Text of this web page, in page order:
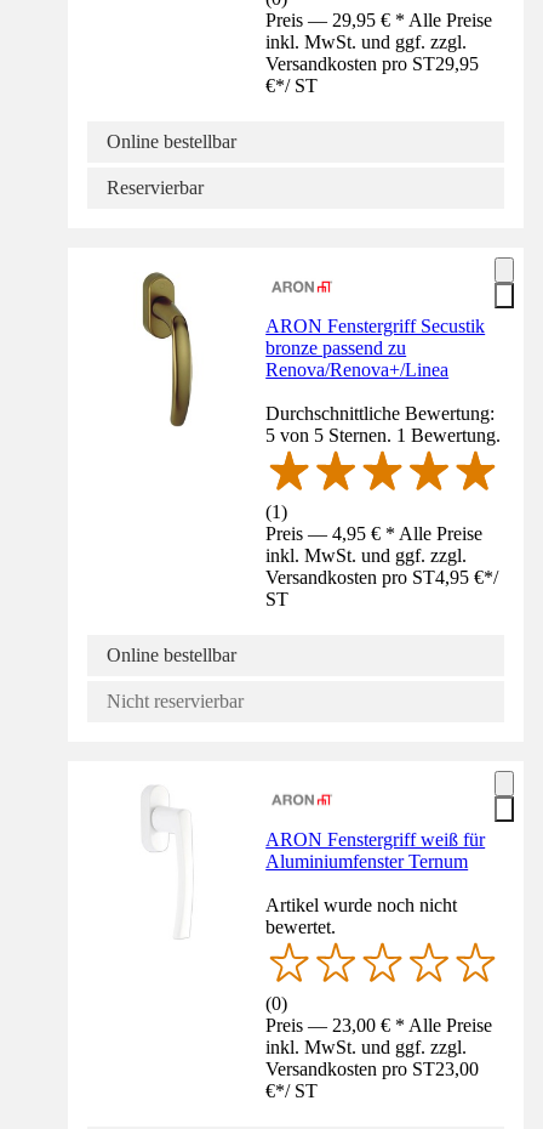
Preis — 29,95 € * Alle Preise
inkl. MwSt. und ggf. zzgl.
Versandkosten pro ST29,95
€*/ ST
Online bestellbar
Reservierbar
ARON Fenstergriff Secustik
bronze passend zu
Renova/Renova+/Linea
Durchschnittliche Bewertung:
5 von 5 Sternen. 1 Bewertung.
(1)
Preis — 4,95 € * Alle Preise
inkl. MwSt. und ggf. zzgl.
Versandkosten pro ST4,95 €*/
ST
Online bestellbar
Nicht reservierbar
ARON Fenstergriff weiß für
Aluminiumfenster Ternum
Artikel wurde noch nicht
bewertet.
(0)
Preis — 23,00 € * Alle Preise
inkl. MwSt. und ggf. zzgl.
Versandkosten pro ST23,00
€*/ ST